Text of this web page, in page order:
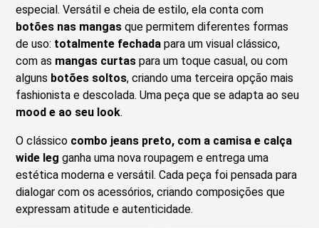
especial. Versátil e cheia de estilo, ela conta com
botões nas mangasque permitem diferentes formas
de uso: totalmente fechadapara um visual clássico,
com as mangas curtaspara um toque casual, ou com
alguns botões soltos, criando uma terceira opção mais
fashionista e descolada. Uma peça que se adapta ao seu
mood e ao seu look.
O clássico combo jeans preto, com a camisa e calça
wide leg ganha uma nova roupagem e entrega uma
estética moderna e versátil. Cada peça foi pensada para
dialogar com os acessórios, criando composições que
expressam atitude e autenticidade.